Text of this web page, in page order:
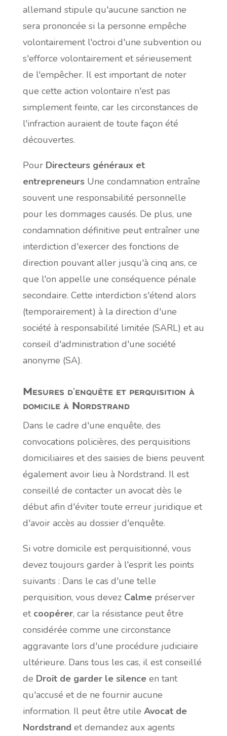
allemand stipule qu'aucune sanction ne
sera prononcée si la personne empêche
volontairement l'octroi d'une subvention ou
s'efforce volontairement et sérieusement
de l'empêcher. Il est important de noter
que cette action volontaire n'est pas
simplement feinte, car les circonstances de
l'infraction auraient de toute façon été
découvertes.
Pour Directeurs généraux et
entrepreneursUne condamnation entraîne
souvent une responsabilité personnelle
pour les dommages causés. De plus, une
condamnation définitive peut entraîner une
interdiction d'exercer des fonctions de
direction pouvant aller jusqu'à cinq ans, ce
que l'on appelle une conséquence pénale
secondaire. Cette interdiction s'étend alors
(temporairement) à la direction d'une
société à responsabilité limitée (SARL) et au
conseil d'administration d'une société
anonyme (SA).
Mesures d'enquête et perquisition à
domicile à Nordstrand
Dans le cadre d'une enquête, des
convocations policières, des perquisitions
domiciliaires et des saisies de biens peuvent
également avoir lieu à Nordstrand. Il est
conseillé de contacter un avocat dès le
début afin d'éviter toute erreur juridique et
d'avoir accès au dossier d'enquête.
Si votre domicile est perquisitionné, vous
devez toujours garder à l'esprit les points
suivants : Dans le cas d'une telle
perquisition, vous devez Calmepréserver
et coopérer, car la résistance peut être
considérée comme une circonstance
aggravante lors d'une procédure judiciaire
ultérieure. Dans tous les cas, il est conseillé
de Droit de garder le silenceen tant
qu'accusé et de ne fournir aucune
information. Il peut être utile Avocat de
Nordstrand et demandez aux agents